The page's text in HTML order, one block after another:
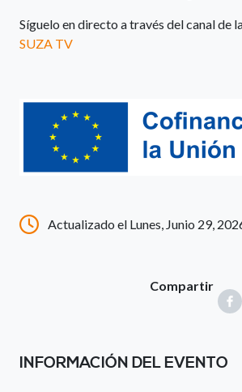
Síguelo en directo a través del canal de
SUZA TV
Actualizado el Lunes, Junio 29,
Compartir
INFORMACIÓN DEL EVENTO